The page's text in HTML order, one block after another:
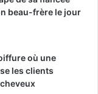
beau-frère le jour
où une
les clients